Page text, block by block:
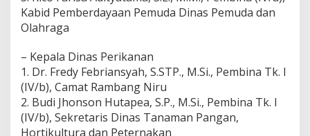
Kabid Pemberdayaan Pemuda Dinas Pemuda dan
Olahraga
– Kepala Dinas Perikanan
1. Dr. Fredy Febriansyah, S.STP., M.Si., Pembina Tk. I
(IV/b), Camat Rambang Niru
2. Budi Jhonson Hutapea, S.P., M.Si., Pembina Tk. I
(IV/b), Sekretaris Dinas Tanaman Pangan,
Hortikultura dan Peternakan